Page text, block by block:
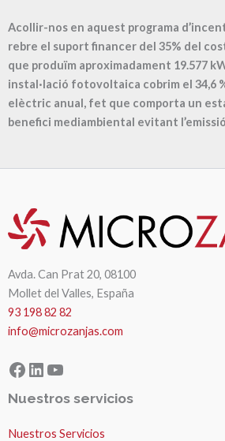
Acollir-nos en aquest programa
rebre el suport financer del 35% del
que produïm aproximadament 19.577
instal·lació fotovoltaica cobrim el 34,6
elèctric anual, fet que comporta un
benefici mediambiental evitant
Avda. Can Prat 20, 08100
Mollet del Valles, España
93 198 82 82
info@microzanjas.com
Facebook
LinkedIn
YouTube
Nuestros servicios
Nuestros Servicios